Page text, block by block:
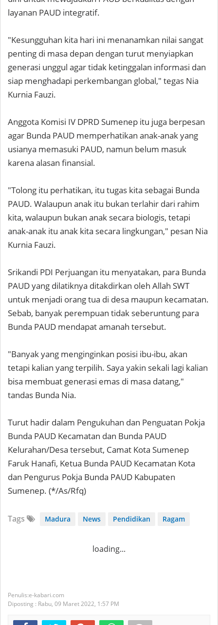
layanan PAUD integratif.
"Kesungguhan kita hari ini menanamkan nilai sangat
penting di masa depan dengan turut menyiapkan
generasi unggul agar tidak ketinggalan informasi dan
siap menghadapi perkembangan global," tegas Nia
Kurnia Fauzi.
Anggota Komisi IV DPRD Sumenep itu juga berpesan
agar Bunda PAUD memperhatikan anak-anak yang
usianya memasuki PAUD, namun belum masuk
karena alasan finansial.
"Tolong itu perhatikan, itu tugas kita sebagai Bunda
PAUD. Walaupun anak itu bukan terlahir dari rahim
kita, walaupun bukan anak secara biologis, tetapi
anak-anak itu anak kita secara lingkungan," pesan Nia
Kurnia Fauzi.
Srikandi PDI Perjuangan itu menyatakan, para Bunda
PAUD yang dilatiknya ditakdirkan oleh Allah SWT
untuk menjadi orang tua di desa maupun kecamatan.
Sebab, banyak perempuan tidak seberuntung para
Bunda PAUD mendapat amanah tersebut.
"Banyak yang menginginkan posisi ibu-ibu, akan
tetapi kalian yang terpilih. Saya yakin sekali lagi kalian
bisa membuat generasi emas di masa datang,"
tandas Bunda Nia.
Turut hadir dalam Pengukuhan dan Penguatan Pokja
Bunda PAUD Kecamatan dan Bunda PAUD
Kelurahan/Desa tersebut, Camat Kota Sumenep
Faruk Hanafi, Ketua Bunda PAUD Kecamatan Kota
dan Pengurus Pokja Bunda PAUD Kabupaten
Sumenep. (*/As/Rfq)
Tags Madura News Pendidikan Ragam
loading...
e-kabari.com
Diposting : Rabu, 09 Maret 2022, 1:57 PM